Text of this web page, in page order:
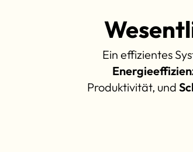
Ein effizientes
Produktivität, und